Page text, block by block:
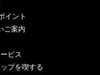
イント
ご案内
ビス
プを喫する